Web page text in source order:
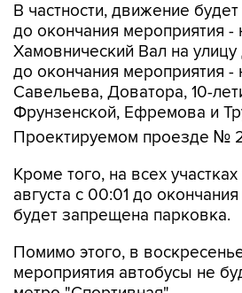
В частности, движение
до окончания мероприятия -
Хамовнический Вал на
до окончания мероприятия -
Савельева, Доватора, 10-
Фрунзенской, Ефремова и
Проектируемом проезде №
Кроме того, на всех
августа с 00:01 до
будет запрещена парковка.
Помимо этого, в
мероприятия автобусы не